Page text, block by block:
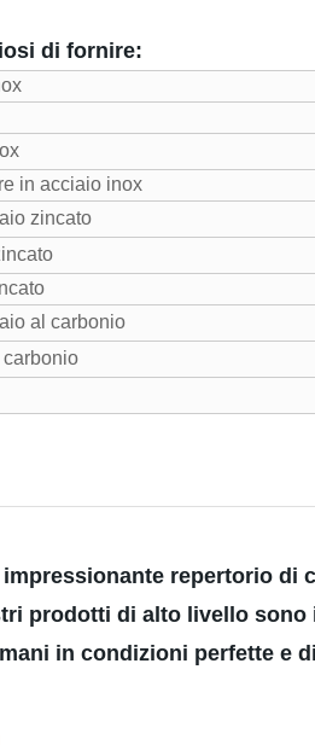
di fornire:
in acciaio inox
zincato
al carbonio
impressionante repertorio
prodotti di alto livello
in condizioni perfette e